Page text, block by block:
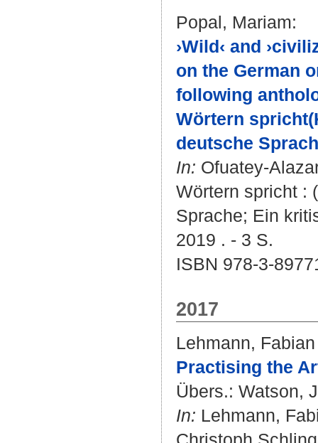
Popal, Mariam:
›Wild‹ and
on the German
following
Wörtern
deutsche
In: Ofuatey-
Wörtern spricht :
Sprache; Ein
2019 . - 3 S.
ISBN 978-3-
2017
Lehmann, Fabian
Practising the
Übers.: Watson,
In: Lehmann,